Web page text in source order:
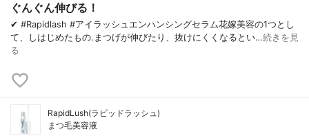
ぐんぐん伸びる！
✔︎ #Rapidlash #アイラッシュエンハンシングセラム 花嫁美容の1つとし
て、しはじめたもの. まつげが伸びたり、 抜けにくくなるとい…続きを見
る
RapidLush(ラピッドラッシュ)
まつ毛美容液